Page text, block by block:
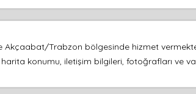
Akçaabat/Trabzon bölgesinde hizmet
konumu, iletişim bilgileri, fotoğrafları ve